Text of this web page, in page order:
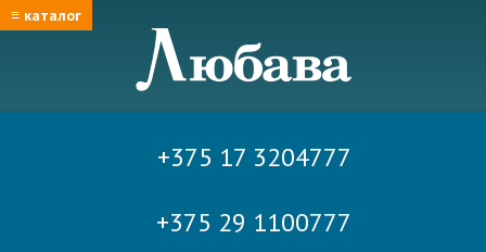
≡ каталог
+375 17 3204777
+375 29 1100777